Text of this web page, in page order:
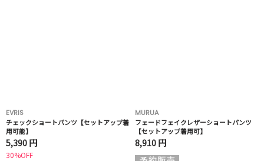
EVRIS
チェックショートパンツ【セットアップ着
用可能】
5,390 円
30%OFF
MURUA
フェードフェイクレザーショートパンツ
【セットアップ着用可】
8,910 円